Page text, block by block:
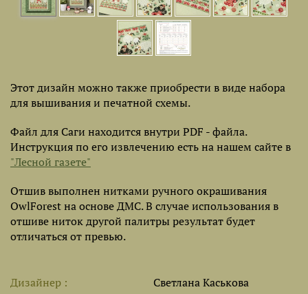
Этот дизайн можно также приобрести в виде набора
для вышивания и печатной схемы.
Файл для Саги находится внутри PDF - файла.
Инструкция по его извлечению есть на нашем сайте в
"Лесной газете"
Отшив выполнен нитками ручного окрашивания
OwlForest на основе ДМС. В случае использования в
отшиве ниток другой палитры результат будет
отличаться от превью.
Дизайнер
Светлана Каськова